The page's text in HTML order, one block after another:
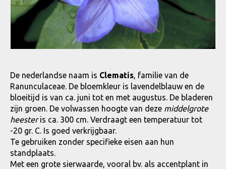
De nederlandse naam is Clematis, familie van de
Ranunculaceae. De bloemkleur is lavendelblauw en de
bloeitijd is van ca. juni tot en met augustus. De bladeren
zijn groen. De volwassen hoogte van deze middelgrote
heesteris ca. 300 cm. Verdraagt een temperatuur tot
-20 gr. C. Is goed verkrijgbaar.
Te gebruiken zonder specifieke eisen aan hun
standplaats.
Met een grote sierwaarde, vooral bv. als accentplant in